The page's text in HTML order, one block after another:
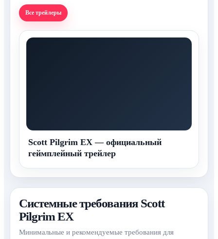
Все трейлеры
Scott Pilgrim EX — официальный
геймплейный трейлер
Системные требования Scott
Pilgrim EX
Минимальные и рекомендуемые требования для